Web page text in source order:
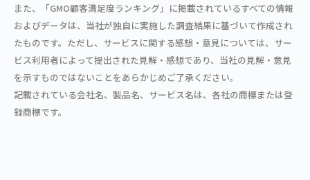
また、「GMO顧客満足度ランキング」に掲載されているすべての情報
およびデータは、当社が独自に実施した調査結果に基づいて作成され
たものです。ただし、サービスに関する感想・意見については、サー
ビス利用者によって提出された見解・感想であり、当社の見解・意見
を示すものではないことをあらかじめご了承ください。
記載されている会社名、製品名、サービス名は、各社の商標または登
録商標です。